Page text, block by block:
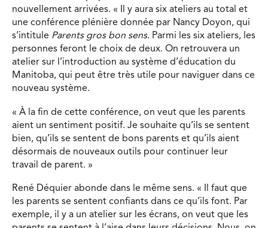
nouvellement arrivées. « Il y aura six ateliers au total et
une conférence plénière donnée par Nancy Doyon, qui
s’intitule Parents gros bon sens. Parmi les six ateliers, les
personnes feront le choix de deux. On retrouvera un
atelier sur l’introduction au système d’éducation du
Manitoba, qui peut être très utile pour naviguer dans ce
nouveau système.
« À la fin de cette conférence, on veut que les parents
aient un sentiment positif. Je souhaite qu’ils se sentent
bien, qu’ils se sentent de bons parents et qu’ils aient
désormais de nouveaux outils pour continuer leur
travail de parent. »
René Déquier abonde dans le même sens. « Il faut que
les parents se sentent confiants dans ce qu’ils font. Par
exemple, il y a un atelier sur les écrans, on veut que les